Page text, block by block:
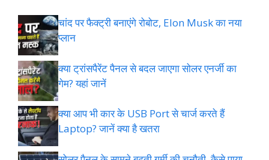
चांद पर फैक्ट्री बनाएंगे रोबोट, Elon Musk का नया
प्लान
क्या ट्रांसपैरेंट पैनल से बदल जाएगा सोलर एनर्जी का
गेम? यहां जानें
क्या आप भी कार के USB Port से चार्ज करते हैं
Laptop? जानें क्या है खतरा